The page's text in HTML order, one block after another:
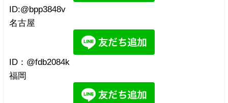
ID:@bpp3848v
名古屋
ID：@fdb2084k
福岡